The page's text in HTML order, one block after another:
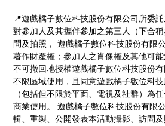
📍遊戲橘子數位科技股份有限公司所委
對參加人及其攜伴參加之第三人（下合
問及拍照， 遊戲橘子數位科技股份有限
著作財產權；參加人之肖像權及其他可
不可撤回地授權遊戲橘子數位科技股份
不限區域使用，且同意遊戲橘子數位科
（包括但不限於平面、電視及社群）為
商業使用。 遊戲橘子數位科技股份有限
輯、重製、公開發表本活動攝影、訪問